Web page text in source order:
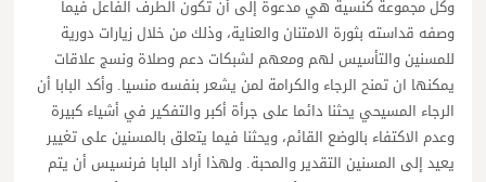
وكل مجموعة كنسية هي مدعوة إلى أن تكون الطرف الفاعل فيما
وصفه قداسته بثورة الامتنان والعناية، وذلك من خلال زيارات دورية
للمسنين والتأسيس لهم ومعهم لشبكات دعم وصلاة ونسج علاقات
يمكنها ان تمنح الرجاء والكرامة لمن يشعر بنفسه منسيا. وأكد البابا أن
الرجاء المسيحي يحثنا دائما على جرأة أكبر والتفكير في أشياء كبيرة
وعدم الاكتفاء بالوضع القائم، ويحثنا فيما يتعلق بالمسنين على تغيير
يعيد إلى المسنين التقدير والمحبة. ولهذا أراد البابا فرنسيس أن يتم